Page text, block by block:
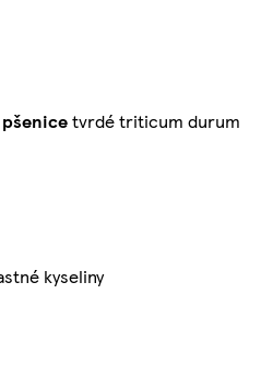
pšenicetvrdé triticum durum
kyseliny